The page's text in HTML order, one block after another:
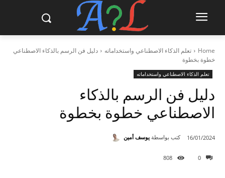
Home تعلم الذكاء الاصطناعي واستخداماته
دليل فن الرسم بالذكاء الاصطناعي
خطوة بخطوة
تعلم الذكاء الاصطناعي واستخداماته
دليل فن الرسم بالذكاء
الاصطناعي خطوة بخطوة
0
808
16/01/2024 كتب بواسطة يوسف أمين